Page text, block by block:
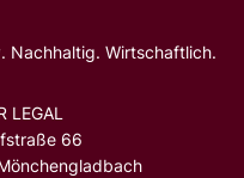
Nachhaltig. Wirtschaftlich.
LEGAL
66